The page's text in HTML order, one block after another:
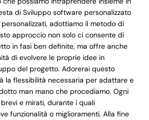
di Sviluppo software personalizzato
adottiamo il metodo di
approccio non solo ci consente di
in fasi ben definite, ma offre anche
di evolvere le proprie idee in
del progetto. Adorerai questo
la flessibilità necessaria per adattare e
man mano che procediamo. Ogni
e mirati, durante i quali
funzionalità o miglioramenti. Alla fine